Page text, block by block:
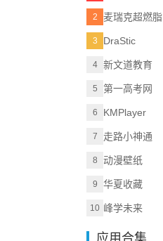
2 麦瑞克超燃脂
3 DraStic
4 新文道教育
5 第一高考网
6 KMPlayer
7 走路小神通
8 动漫壁纸
9 华夏收藏
10 峰学未来
应用合集